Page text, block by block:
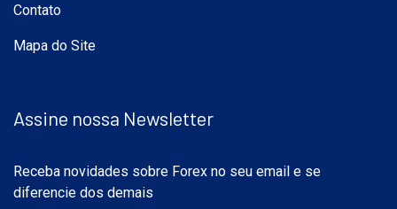
Contato
Mapa do Site
Assine nossa Newsletter
Receba novidades sobre Forex no seu email e se
diferencie dos demais